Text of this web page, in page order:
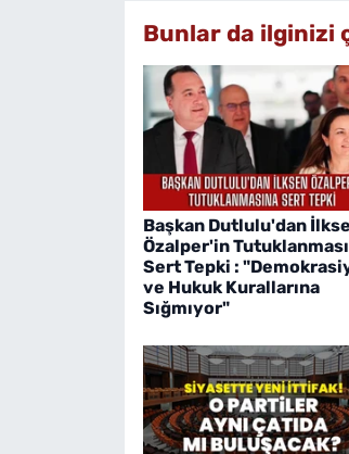
Bunlar da ilginizi
Başkan Dutlulu'dan
Özalper'in
Sert Tepki :
ve Hukuk Kurallarına
Sığmıyor"